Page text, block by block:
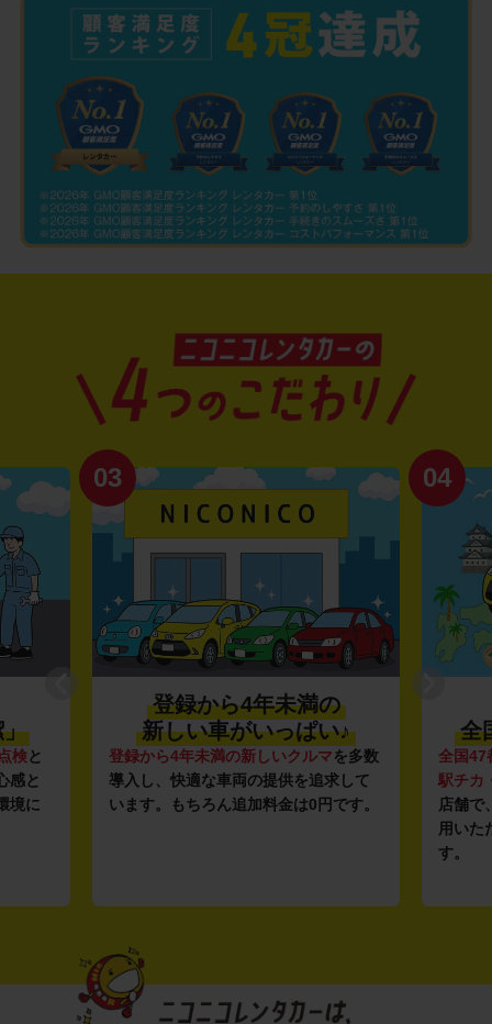
」
検と
感と
境に
03
登録から4年未満の
新しい車がいっぱい♪
登録から4年未満の新しいクルマを多数
導入し、快適な車両の提供を追求して
います。もちろん追加料金は0円です。
04
全
全国47
駅チカ
店舗で
用いた
す。